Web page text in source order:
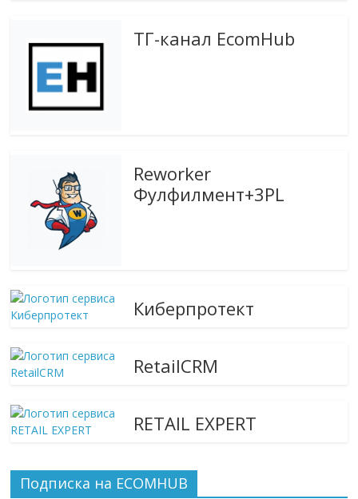
ТГ-канал EcomHub
Reworker
Фулфилмент+3PL
Киберпротект
RetailCRM
RETAIL EXPERT
Подписка на ECOMHUB